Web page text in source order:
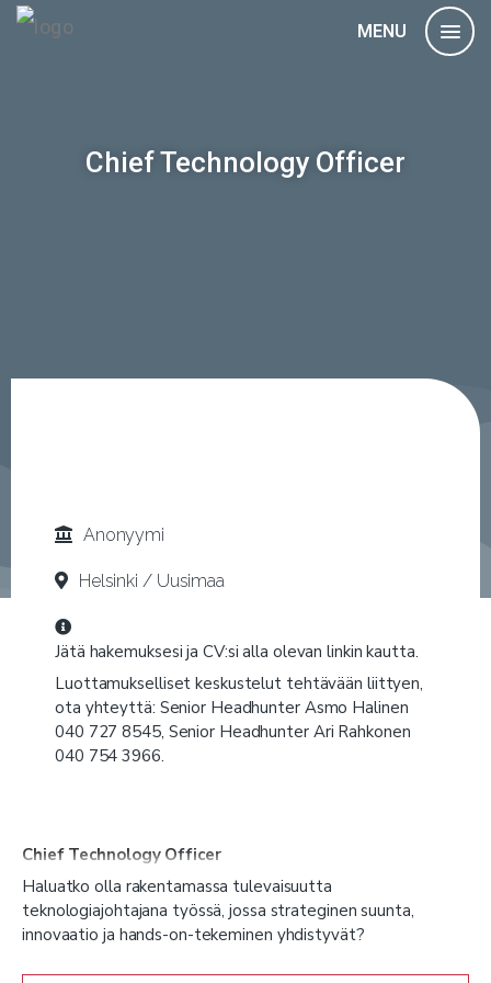
MENU
Chief Technology Officer
Anonyymi
Helsinki / Uusimaa
Jätä hakemuksesi ja CV:si alla olevan linkin kautta.
Luottamukselliset keskustelut tehtävään liittyen,
ota yhteyttä: Senior Headhunter Asmo Halinen
040 727 8545, Senior Headhunter Ari Rahkonen
040 754 3966.
Chief Technology Officer
Haluatko olla rakentamassa tulevaisuutta
teknologiajohtajana työssä, jossa strateginen suunta,
innovaatio ja hands-on-tekeminen yhdistyvät?